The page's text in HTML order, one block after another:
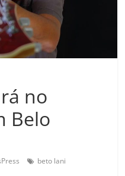
no
Belo
beto lani